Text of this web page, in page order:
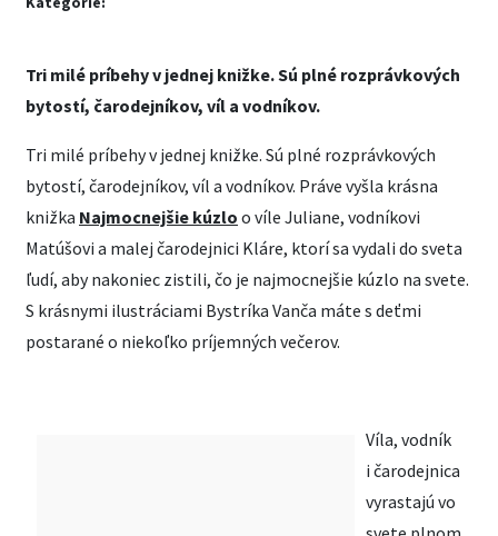
Tri milé príbehy v jednej knižke. Sú plné rozprávkových
bytostí, čarodejníkov, víl a vodníkov.
Tri milé príbehy v jednej knižke. Sú plné rozprávkových
bytostí, čarodejníkov, víl a vodníkov. Práve vyšla krásna
knižka Najmocnejšie kúzlo o víle Juliane, vodníkovi
Matúšovi a malej čarodejnici Kláre, ktorí sa vydali do sveta
ľudí, aby nakoniec zistili, čo je najmocnejšie kúzlo na svete.
S krásnymi ilustráciami Bystríka Vanča máte s deťmi
postarané o niekoľko príjemných večerov.
Víla, vodník
i čarodejnica
vyrastajú vo